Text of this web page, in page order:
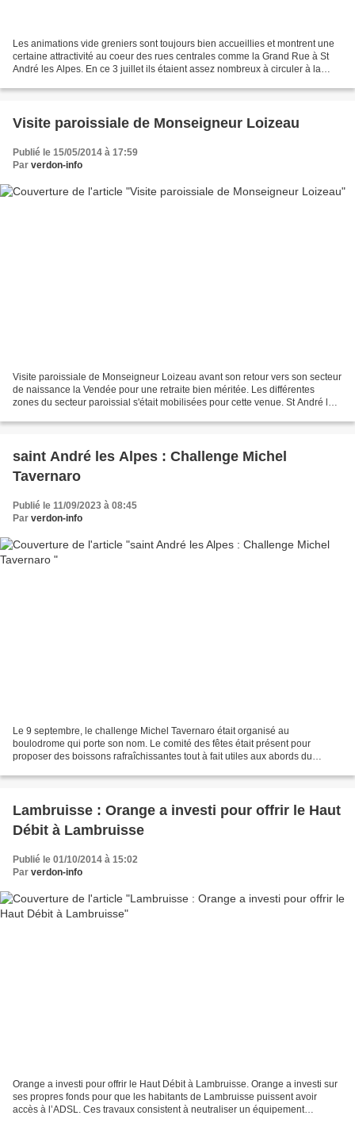
Les animations vide greniers sont toujours bien accueillies et montrent une
certaine attractivité au coeur des rues centrales comme la Grand Rue à St
André les Alpes. En ce 3 juillet ils étaient assez nombreux à circuler à la
Visite paroissiale de Monseigneur Loizeau
Publié le 15/05/2014 à 17:59
Par verdon-info
Visite paroissiale de Monseigneur Loizeau avant son retour vers son secteur
de naissance la Vendée pour une retraite bien méritée. Les différentes
zones du secteur paroissial s'était mobilisées pour cette venue. St André les
saint André les Alpes : Challenge Michel
Tavernaro
Publié le 11/09/2023 à 08:45
Par verdon-info
Le 9 septembre, le challenge Michel Tavernaro était organisé au
boulodrome qui porte son nom. Le comité des fêtes était présent pour
proposer des boissons rafraîchissantes tout à fait utiles aux abords du
Lambruisse : Orange a investi pour offrir le Haut
Débit à Lambruisse
Publié le 01/10/2014 à 15:02
Par verdon-info
Orange a investi pour offrir le Haut Débit à Lambruisse. Orange a investi sur
ses propres fonds pour que les habitants de Lambruisse puissent avoir
accès à l’ADSL. Ces travaux consistent à neutraliser un équipement